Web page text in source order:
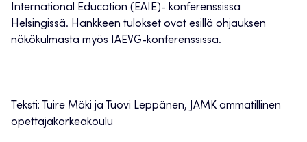
International Education (EAIE)- konferenssissa
Helsingissä. Hankkeen tulokset ovat esillä ohjauksen
näkökulmasta myös IAEVG-konferenssissa.
Teksti: Tuire Mäki ja Tuovi Leppänen, JAMK ammatillinen
opettajakorkeakoulu